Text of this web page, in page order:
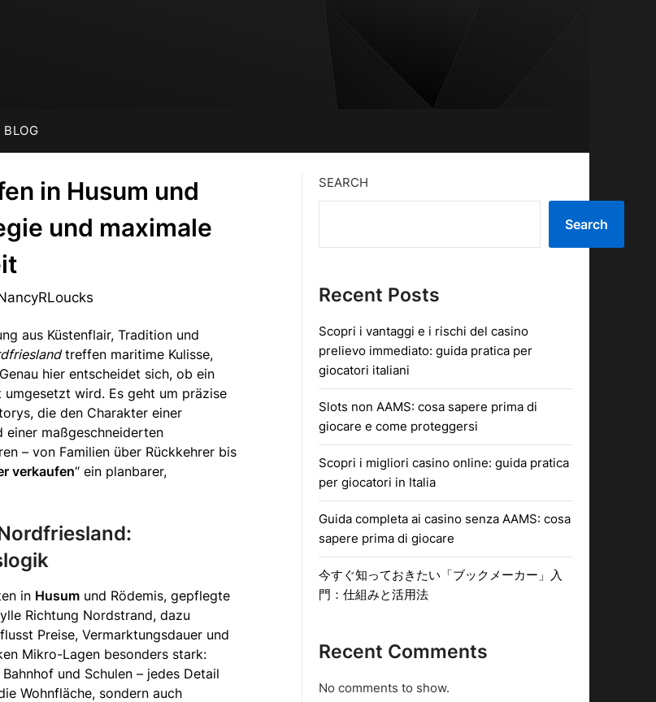
BLOG
in Husum und
und maximale
aus Küstenflair, Tradition und
treffen maritime Kulisse,
hier entscheidet sich, ob ein
wird. Es geht um präzise
die den Charakter einer
einer maßgeschneiderten
– von Familien über Rückkehrer bis
verkaufen“ ein planbarer,
in Husum und Rödemis, gepflegte
Richtung Nordstrand, dazu
Preise, Vermarktungsdauer und
Mikro-Lagen besonders stark:
und Schulen – jedes Detail
Wohnfläche, sondern auch
SEARCH
Search
Recent Posts
Scopri i vantaggi e i rischi del casino
prelievo immediato: guida pratica per
giocatori italiani
Slots non AAMS: cosa sapere prima di
giocare e come proteggersi
Scopri i migliori casino online: guida pratica
per giocatori in Italia
Guida completa ai casino senza AAMS: cosa
sapere prima di giocare
今すぐ知っておきたい「ブックメーカー」入
門：仕組みと活用法
Recent Comments
No comments to show.